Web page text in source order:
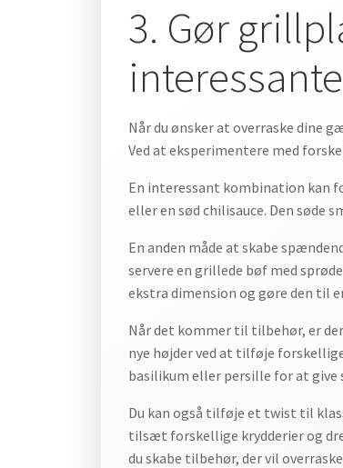
3. Gør
Når du ønsker at overraske dine
Ved at eksperimentere med
En interessant kombination kan
eller en sød chilisauce. Den søde
En anden måde at skabe
servere en grillede bøf med
ekstra dimension og gøre den til
Når det kommer til tilbehør, er
nye højder ved at tilføje
basilikum eller persille for at give
Du kan også tilføje et twist til
tilsæt forskellige krydderier og
du skabe tilbehør, der vil